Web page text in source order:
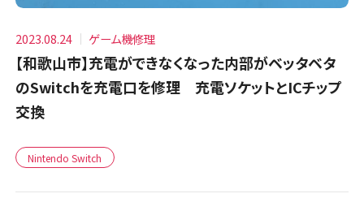
2023.08.24 ゲーム機修理
【和歌山市】充電ができなくなった内部がベッタベタ
のSwitchを充電口を修理 充電ソケットとICチップ
交換
Nintendo Switch